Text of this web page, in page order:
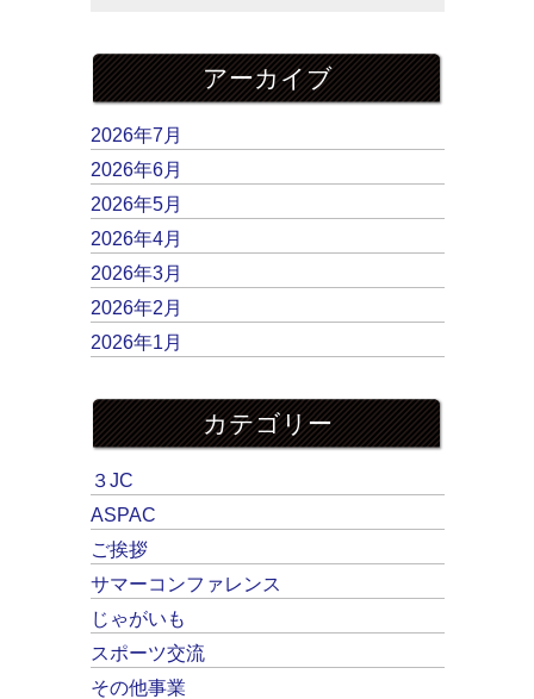
アーカイブ
2026年7月
2026年6月
2026年5月
2026年4月
2026年3月
2026年2月
2026年1月
カテゴリー
３JC
ASPAC
ご挨拶
サマーコンファレンス
じゃがいも
スポーツ交流
その他事業